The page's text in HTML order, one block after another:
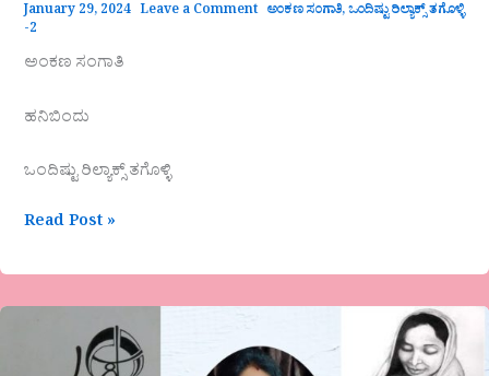
January 29, 2024 Leave a Comment ಅಂಕಣ ಸಂಗಾತಿ,ಒಂದಿಷ್ಟು ರಿಲ್ಯಾಕ್ಸ್ ತಗೊಳ್ಳಿ
-2
ಅಂಕಣ ಸಂಗಾತಿ
ಹನಿಬಿಂದು
ಒಂದಿಷ್ಟು ರಿಲ್ಯಾಕ್ಸ್ ತಗೊಳ್ಳಿ
Read Post »